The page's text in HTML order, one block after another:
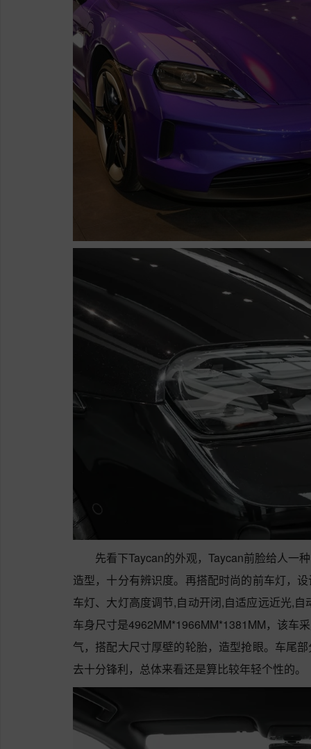
先看下Taycan的外观，Taycan前脸给人一
造型，十分有辨识度。再搭配时尚的前车灯，
车灯、大灯高度调节,自动开闭,自适应远近光,
车身尺寸是4962MM*1966MM*1381MM，该车
气，搭配大尺寸厚壁的轮胎，造型抢眼。车尾
去十分锋利，总体来看还是算比较年轻个性的。